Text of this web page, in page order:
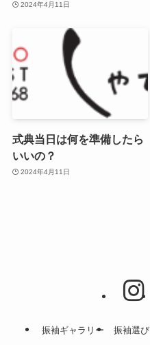
2024年4月11日
式典当日は何を準備したら
いいの？
2024年4月11日
振袖ギャラリー
振袖選び